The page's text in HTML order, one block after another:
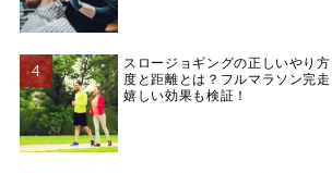
スロージョギングの正しいやり
度と距離とは？フルマラソン完
嬉しい効果も検証！